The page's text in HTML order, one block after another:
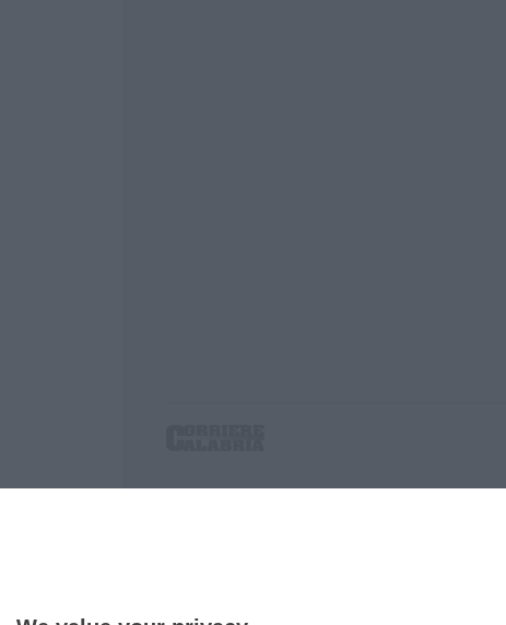
P.IVA. 03199620794, Via del mare 6/G,
Iscrizione tribunale di Lamezia Terme 5/2011 -